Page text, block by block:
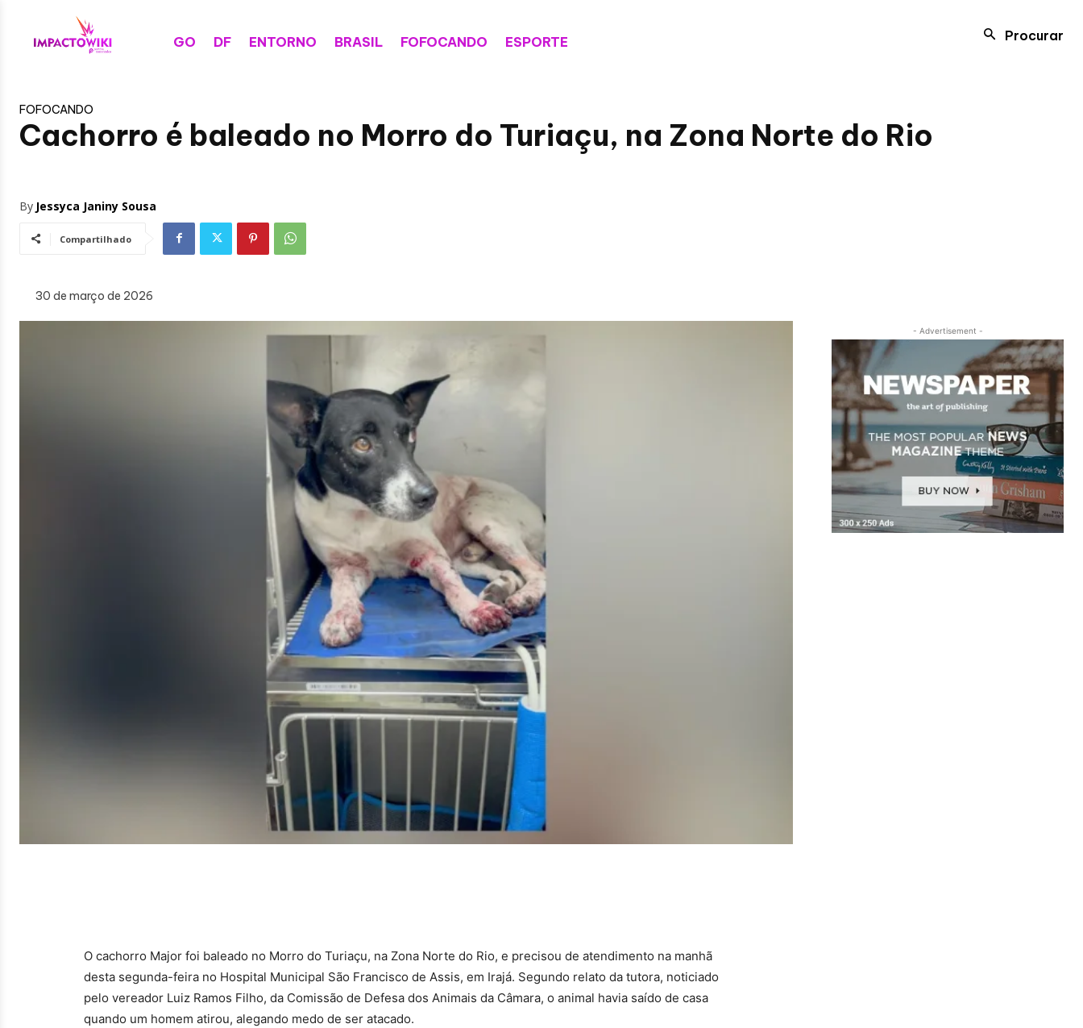
GO DF ENTORNO BRASIL FOFOCANDO ESPORTE Procurar
FOFOCANDO
Cachorro é baleado no Morro do Turiaçu, na Zona Norte do Rio
By Jessyca Janiny Sousa
Compartilhado
30 de março de 2026
O cachorro Major foi baleado no Morro do Turiaçu, na Zona Norte do Rio, e precisou de atendimento na manhã
desta segunda-feira no Hospital Municipal São Francisco de Assis, em Irajá. Segundo relato da tutora, noticiado
pelo vereador Luiz Ramos Filho, da Comissão de Defesa dos Animais da Câmara, o animal havia saído de casa
quando um homem atirou, alegando medo de ser atacado.
- Advertisement -